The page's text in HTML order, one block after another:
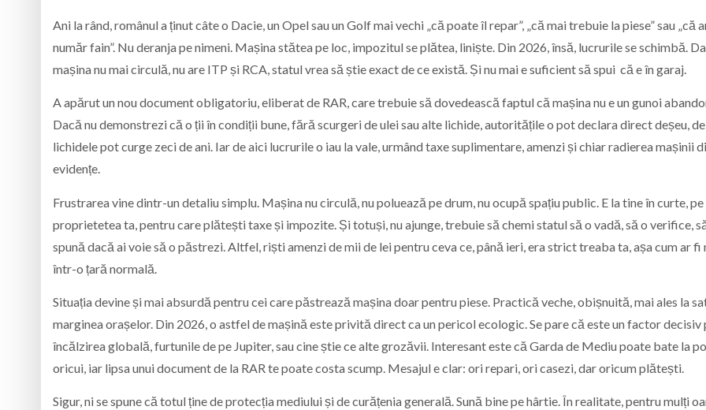
Ani la rând, românul a ținut câte o Dacie, un Opel sau un Golf mai vechi „că poate îl repar”, „că mai trebuie la piese” sau „că
număr fain”. Nu deranja pe nimeni. Mașina stătea pe loc, impozitul se plătea, liniște. Din 2026, însă, lucrurile se schimbă.
mașina nu mai circulă, nu are ITP și RCA, statul vrea să știe exact de ce există. Și nu mai e suficient să spui că e în garaj.
A apărut un nou document obligatoriu, eliberat de RAR, care trebuie să dovedească faptul că mașina nu e un gunoi
Dacă nu demonstrezi că o ții în condiții bune, fără scurgeri de ulei sau alte lichide, autoritățile o pot declara direct deșeu,
lichidele pot curge zeci de ani. Iar de aici lucrurile o iau la vale, urmând taxe suplimentare, amenzi și chiar radierea mașinii
evidențe.
Frustrarea vine dintr-un detaliu simplu. Mașina nu circulă, nu poluează pe drum, nu ocupă spațiu public. E la tine în curte, pe
proprietetea ta, pentru care plătești taxe și impozite. Și totuși, nu ajunge, trebuie să chemi statul să o vadă, să o verifice,
spună dacă ai voie să o păstrezi. Altfel, riști amenzi de mii de lei pentru ceva ce, până ieri, era strict treaba ta, așa cum ar fi
într-o țară normală.
Situația devine și mai absurdă pentru cei care păstrează mașina doar pentru piese. Practică veche, obișnuită, mai ales la
marginea orașelor. Din 2026, o astfel de mașină este privită direct ca un pericol ecologic. Se pare că este un factor decisiv
încălzirea globală, furtunile de pe Jupiter, sau cine știe ce alte grozăvii. Interesant este că Garda de Mediu poate bate la
oricui, iar lipsa unui document de la RAR te poate costa scump. Mesajul e clar: ori repari, ori casezi, dar oricum plătești.
Sigur, ni se spune că totul ține de protecția mediului și de curățenia generală. Sună bine pe hârtie. În realitate, pentru mulți